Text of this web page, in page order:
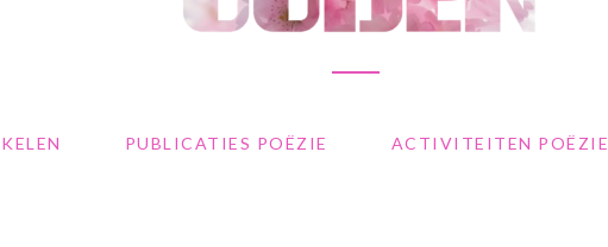
PUBLICATIES POËZIE ACTIVITEITEN POËZIE